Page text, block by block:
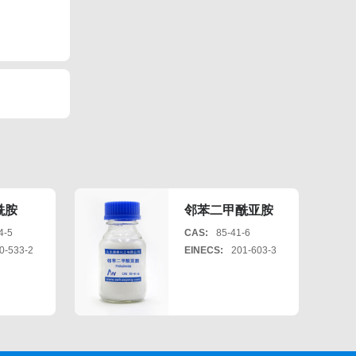
胺
5
533-2
邻苯二甲酰亚胺
CAS:
85-41-6
EINECS:
201-603-3